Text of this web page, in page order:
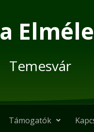
Temesvár
Támogatók